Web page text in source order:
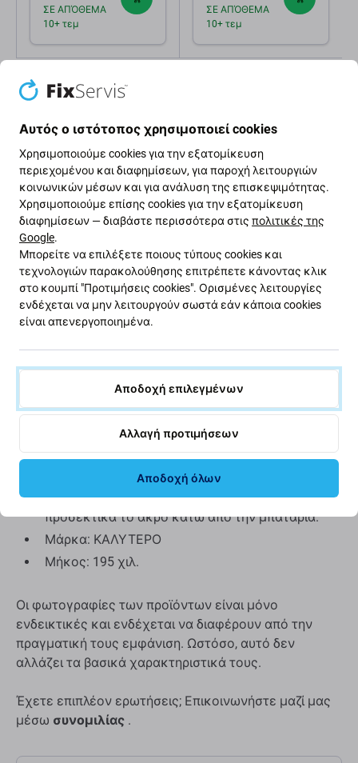
ΣΕ ΑΠΌΘΕΜΑ
10+ τεμ
ΣΕ ΑΠΌΘΕΜΑ
10+ τεμ
Περιγραφή και προδιαγραφές Αποστολές και επιστροφές
Καμπυλωτός πλαστικός λοστός για
συσκευές ανοίγματος BST-129B
Ο κυρτός πλαστικός λοστός BEST έχει
προσαρμοσμένος ώστε να ταιριάζει στο κενό
μεταξύ της οθόνης και του πλαισίου ή μεταξύ
του πλαισίου και του καλύμματος της
μπαταρίας.
Εναλλακτικά, μπορεί να διευκολύνει την
αντικατάσταση της μπαταρίας εισάγοντας
προσεκτικά το άκρο κάτω από την μπαταρία.
Μάρκα: ΚΑΛΥΤΕΡΟ
Μήκος: 195 χιλ.
Οι φωτογραφίες των προϊόντων είναι μόνο
ενδεικτικές και ενδέχεται να διαφέρουν από την
πραγματική τους εμφάνιση. Ωστόσο, αυτό δεν
αλλάζει τα βασικά χαρακτηριστικά τους.
Έχετε επιπλέον ερωτήσεις; Επικοινωνήστε μαζί μας
μέσω συνομιλίας .
Αυτός ο ιστότοπος χρησιμοποιεί cookies
Χρησιμοποιούμε cookies για την εξατομίκευση
περιεχομένου και διαφημίσεων, για παροχή λειτουργιών
κοινωνικών μέσων και για ανάλυση της επισκεψιμότητας.
Χρησιμοποιούμε επίσης cookies για την εξατομίκευση
διαφημίσεων — διαβάστε περισσότερα στις πολιτικές της
Google.
Μπορείτε να επιλέξετε ποιους τύπους cookies και
τεχνολογιών παρακολούθησης επιτρέπετε κάνοντας κλικ
στο κουμπί "Προτιμήσεις cookies". Ορισμένες λειτουργίες
ενδέχεται να μην λειτουργούν σωστά εάν κάποια cookies
είναι απενεργοποιημένα.
Αποδοχή επιλεγμένων
Αλλαγή προτιμήσεων
Αποδοχή όλων